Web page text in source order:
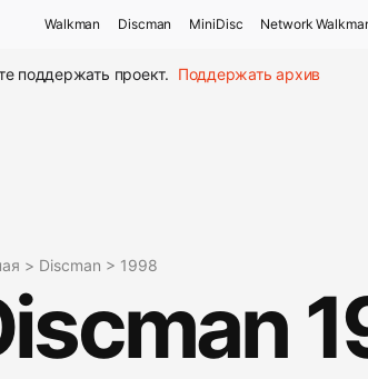
Walkman Discman MiniDisc Network
поддержать проект. Поддержать архив
> Discman > 1998